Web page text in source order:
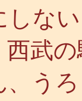
しな
武
う